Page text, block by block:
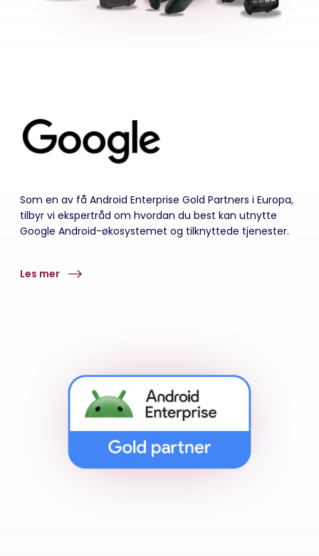
Som en av få Android Enterprise Gold Partners i Europa,
tilbyr vi ekspertråd om hvordan du best kan utnytte
Google Android-økosystemet og tilknyttede tjenester.
Les mer